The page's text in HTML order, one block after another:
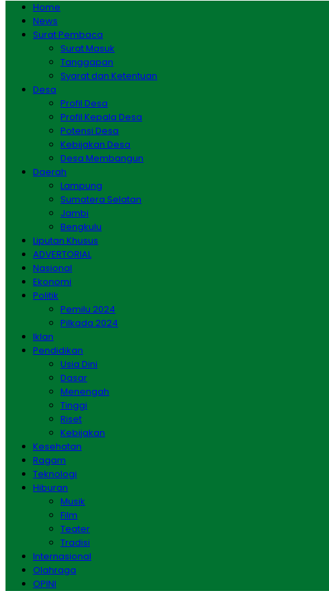
Home
News
Surat Pembaca
Surat Masuk
Tanggapan
Syarat dan Ketentuan
Desa
Profil Desa
Profil Kepala Desa
Potensi Desa
Kebijakan Desa
Desa Membangun
Daerah
Lampung
Sumatera Selatan
Jambi
Bengkulu
Liputan Khusus
ADVERTORIAL
Nasional
Ekonomi
Politik
Pemilu 2024
Pilkada 2024
Iklan
Pendidikan
Usia Dini
Dasar
Menengah
Tinggi
Riset
Kebijakan
Kesehatan
Ragam
Teknologi
Hiburan
Musik
Film
Teater
Tradisi
Internasional
Olahraga
OPINI